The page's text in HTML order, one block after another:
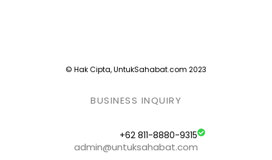
© Hak Cipta, UntukSahabat.com 2023
BUSINESS INQUIRY
+62 811-8880-9315
admin@untuksahabat.com